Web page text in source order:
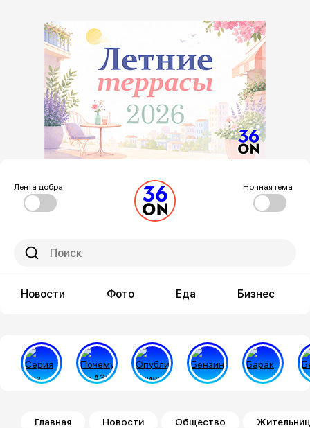
Лента добра Ночная тема
Новости Фото Еда Бизнес
Строка навигации
Главная Новости Общество